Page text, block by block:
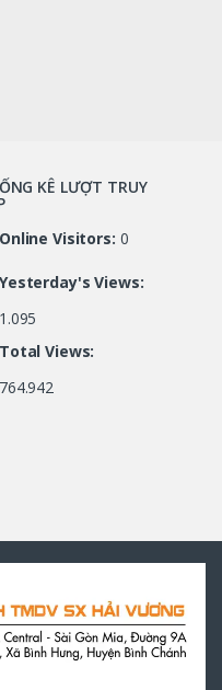
KÊ LƯỢT TRUY
Online Visitors: 0
Yesterday's Views:
1.095
Total Views:
764.942